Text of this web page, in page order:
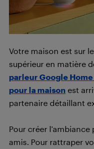
Votre maison est sur
supérieur en matière
parleur Google
pour la maison est
partenaire détaillant
Pour créer
amis. Pour rattraper